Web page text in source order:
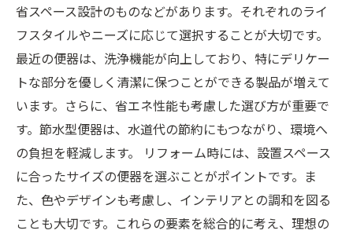
省スペース設計のものなどがあります。それぞれのライ
フスタイルやニーズに応じて選択することが大切です。
最近の便器は、洗浄機能が向上しており、特にデリケー
トな部分を優しく清潔に保つことができる製品が増えて
います。さらに、省エネ性能も考慮した選び方が重要で
す。節水型便器は、水道代の節約にもつながり、環境へ
の負担を軽減します。 リフォーム時には、設置スペース
に合ったサイズの便器を選ぶことがポイントです。ま
た、色やデザインも考慮し、インテリアとの調和を図る
ことも大切です。これらの要素を総合的に考え、理想の